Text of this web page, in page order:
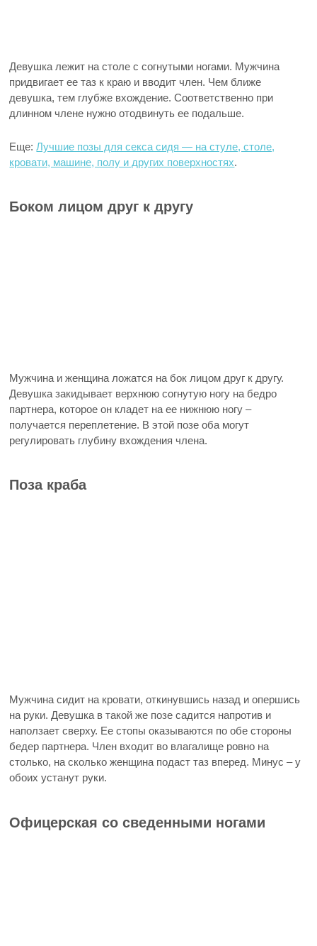
Девушка лежит на столе с согнутыми ногами. Мужчина
придвигает ее таз к краю и вводит член. Чем ближе
девушка, тем глубже вхождение. Соответственно при
длинном члене нужно отодвинуть ее подальше.
Еще:Лучшие позы для секса сидя — на стуле, столе,
кровати, машине, полу и других поверхностях.
Боком лицом друг к другу
Мужчина и женщина ложатся на бок лицом друг к другу.
Девушка закидывает верхнюю согнутую ногу на бедро
партнера, которое он кладет на ее нижнюю ногу –
получается переплетение. В этой позе оба могут
регулировать глубину вхождения члена.
Поза краба
Мужчина сидит на кровати, откинувшись назад и опершись
на руки. Девушка в такой же позе садится напротив и
наползает сверху. Ее стопы оказываются по обе стороны
бедер партнера. Член входит во влагалище ровно на
столько, на сколько женщина подаст таз вперед. Минус – у
обоих устанут руки.
Офицерская со сведенными ногами